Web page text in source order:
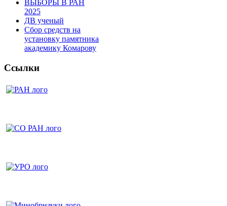
ВЫБОРЫ В РАН
2025
ДВ ученый
Сбор средств на
установку памятника
академику Комарову
Ссылки